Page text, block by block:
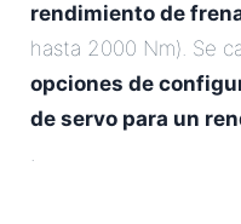
rendimiento de
hasta 2000 Nm). Se
opciones de
de servo para un
.